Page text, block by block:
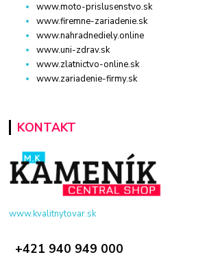
www.moto-prislusenstvo.sk
www.firemne-zariadenie.sk
www.nahradnediely.online
www.uni-zdrav.sk
www.zlatnictvo-online.sk
www.zariadenie-firmy.sk
KONTAKT
www.kvalitnytovar.sk
+421 940 949 000